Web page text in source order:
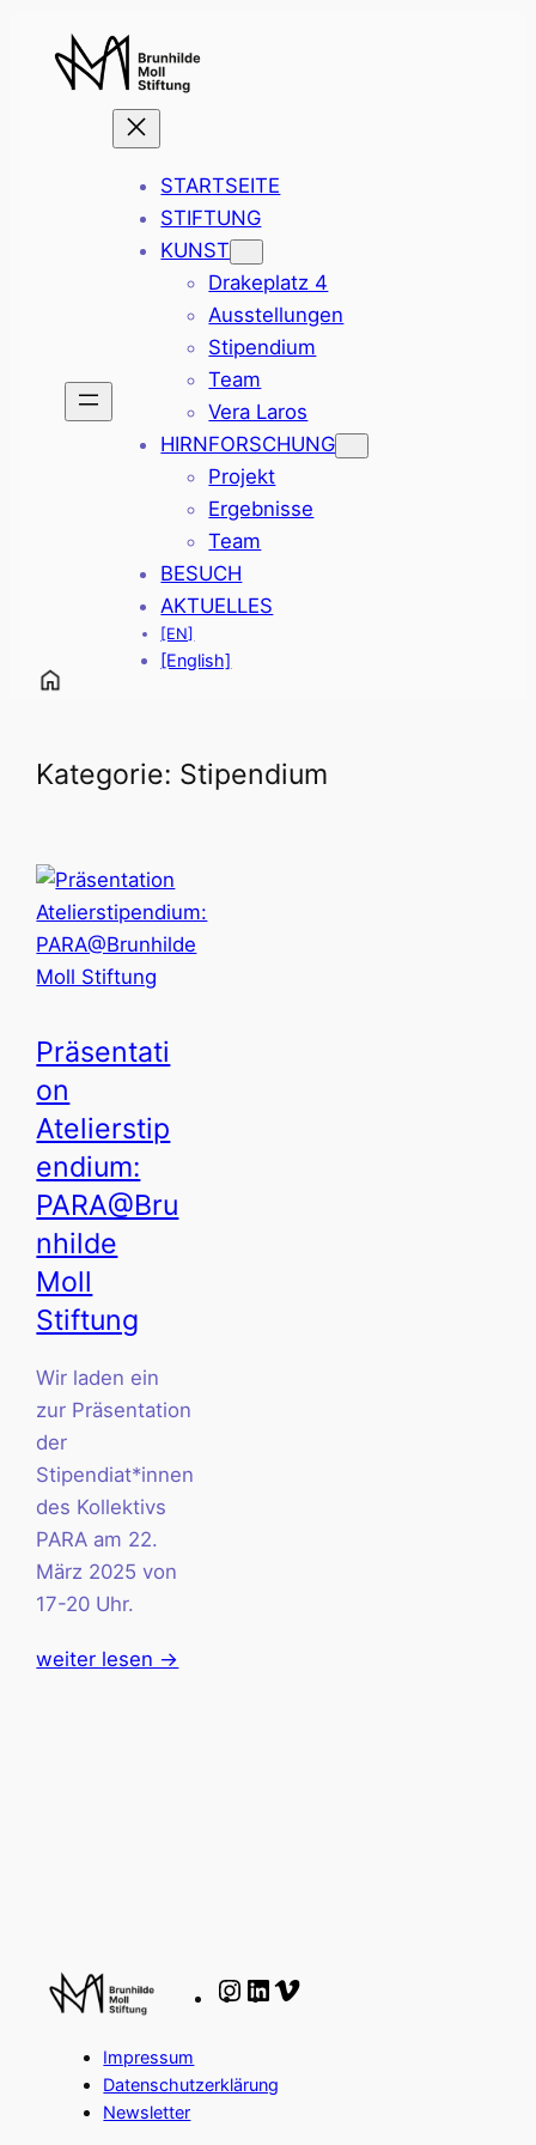
Inhalt
springen
STARTSEITE
STIFTUNG
KUNST
Drakeplatz 4
Ausstellungen
Stipendium
Team
Vera Laros
HIRNFORSCHUNG
Projekt
Ergebnisse
Team
BESUCH
AKTUELLES
[EN]
[English]
Kategorie: Stipendium
Präsentati
on
Atelierstip
endium:
PARA@Bru
nhilde
Moll
Stiftung
Wir laden ein
zur Präsentation
der
Stipendiat*innen
des Kollektivs
PARA am 22.
März 2025 von
17-20 Uhr.
weiter lesen ->
Instagram
LinkedIn
Impressum
Datenschutzerklärung
Newsletter